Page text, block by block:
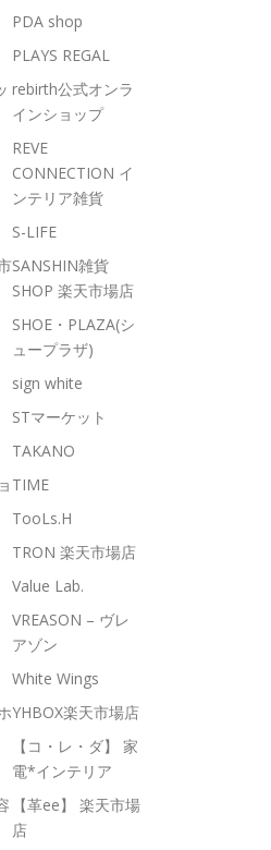
PDA shop
PLAYS REGAL
rebirth公式オンラ
インショップ
REVE
CONNECTION イ
ンテリア雑貨
S-LIFE
SANSHIN雑貨
SHOP 楽天市場店
SHOE・PLAZA(シ
ュープラザ)
sign white
STマーケット
TAKANO
TIME
TooLs.H
TRON 楽天市場店
Value Lab.
VREASON – ヴレ
アゾン
White Wings
YHBOX楽天市場店
【コ・レ・ダ】 家
電*インテリア
【革ee】 楽天市場
店